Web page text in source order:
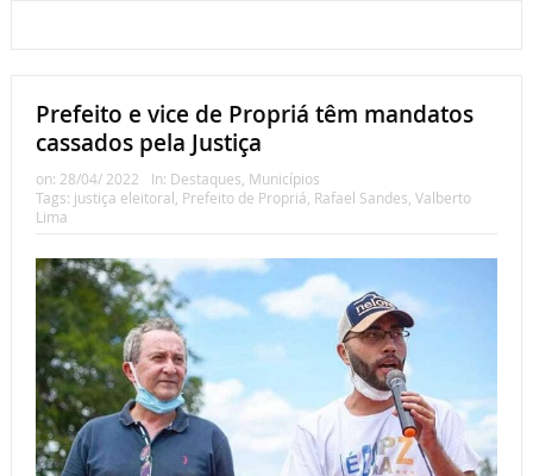
Prefeito e vice de Propriá têm mandatos
cassados pela Justiça
on: 28/04/ 2022 In: Destaques, Municípios
Tags: justiça eleitoral, Prefeito de Propriá, Rafael Sandes, Valberto
Lima